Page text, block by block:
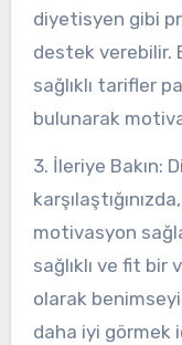
diyetisyen gibi
destek verebilir.
sağlıklı tarifler
bulunarak
3. İleriye Bakın:
motivasyon
sağlıklı ve fit bir
olarak
daha iyi görmek